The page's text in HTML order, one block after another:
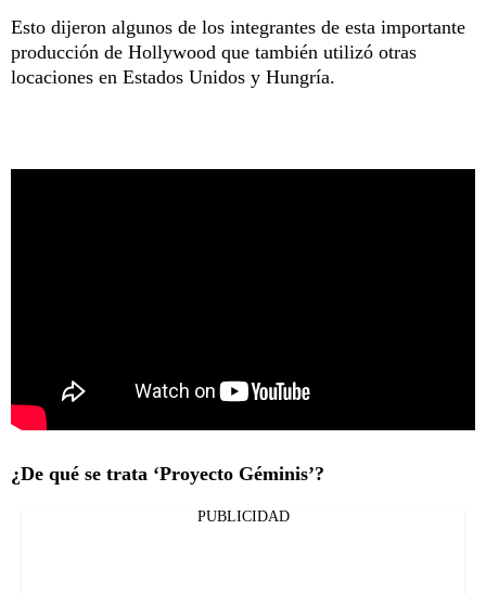
Esto dijeron algunos de los integrantes de esta importante
producción de Hollywood que también utilizó otras
locaciones en Estados Unidos y Hungría.
¿De qué se trata ‘Proyecto Géminis’?
PUBLICIDAD